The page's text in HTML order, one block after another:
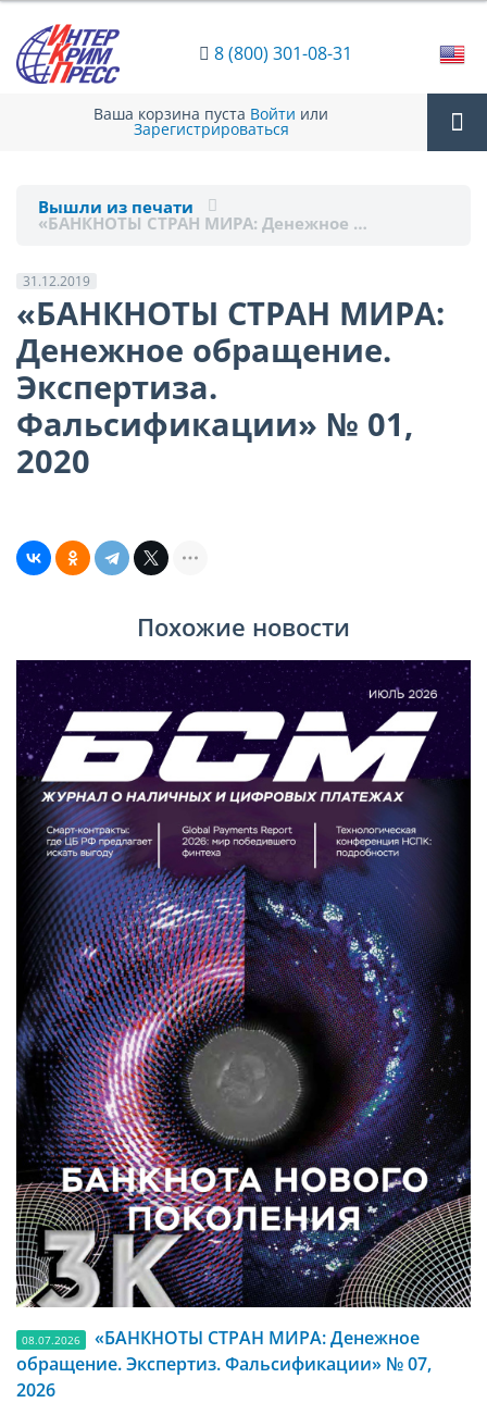
8 (800) 301-08-31
Ваша корзина пуста Войти или
Зарегистрироваться
Вышли из печати
«БАНКНОТЫ СТРАН МИРА: Денежное …
31.12.2019
«БАНКНОТЫ СТРАН МИРА:
Денежное обращение.
Экспертиза.
Фальсификации» № 01,
2020
Похожие новости
08.07.2026
«БАНКНОТЫ СТРАН МИРА: Денежное
обращение. Экспертиз. Фальсификации» № 07,
2026